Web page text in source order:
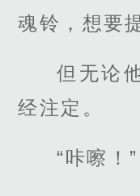
魂铃，想要
但无论
经注定。
“咔嚓！”